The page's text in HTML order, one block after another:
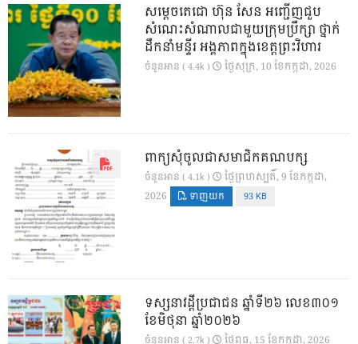
សម្តេចតេជោ ហ៊ុន សែន អញ្ជើញជួប
សំណេះសំណាលជាមួយក្រុមប្រឹក្សា ថ្នាក់
ដឹកនាំមន្ទីរ អង្គភាពក្នុងខេត្តព្រះវិហារ
ចំនួនអាន ( 4.4k ) ថ្ងៃ​សុក្រ, 10 ខែ​កក្កដា, 2026
ពាក្យសុំចូលជាសមាជិកគណបក្ស
ចំនួនអាន ( 4.1k )
ថ្ងៃ​ព្រហស្បតិ៍, 9 ខែ​កក្កដា,
2026
ទាញយក 93 KB
ទស្សនាវដ្ដីប្រជាជន ឆ្នាំទី២៦ លេខ៣០១
ខែមិថុនា ឆ្នាំ២០២៦
ចំនួនអាន ( 2.7k ) ថ្ងៃ​ពុធ, 15 ខែ​កក្កដា, 2026